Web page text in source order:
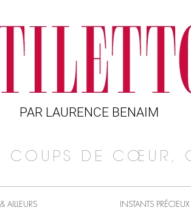
PAR LAURENCE BENAIM
COUPS DE CŒUR,
AILLEURS INSTANTS PRÉCIEUX